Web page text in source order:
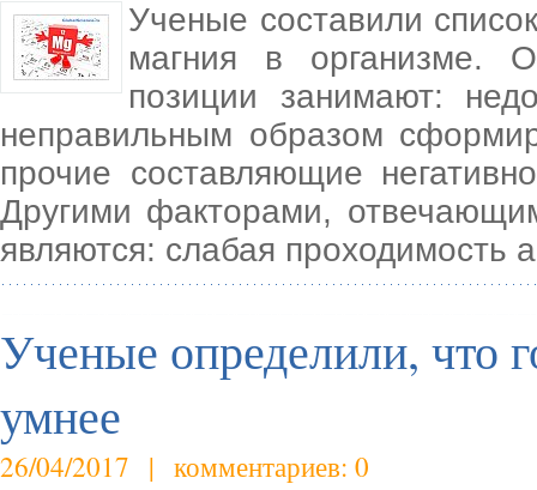
Ученые составили
магния в организме.
позиции занимают:
неправильным образом
прочие составляющие
Другими факторами,
являются: слабая проходимость
Ученые определили, что
умнее
26/04/2017 | комментариев: 0